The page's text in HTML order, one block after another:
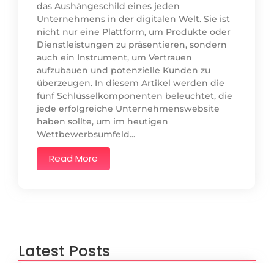
das Aushängeschild eines jeden
Unternehmens in der digitalen Welt. Sie ist
nicht nur eine Plattform, um Produkte oder
Dienstleistungen zu präsentieren, sondern
auch ein Instrument, um Vertrauen
aufzubauen und potenzielle Kunden zu
überzeugen. In diesem Artikel werden die
fünf Schlüsselkomponenten beleuchtet, die
jede erfolgreiche Unternehmenswebsite
haben sollte, um im heutigen
Wettbewerbsumfeld...
Read More
Latest Posts